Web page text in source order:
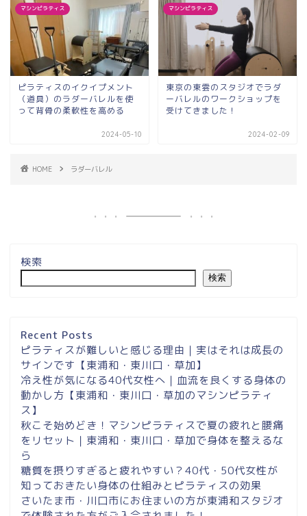
マシンピラティス
ピラティスのイクイプメント
（道具）のラダーバレルを使
って背骨の柔軟性を高める
2024-05-10
マシンピラティス
東京の東雲のスタジオでラダ
ーバレルのワークショップを
受けてきました！
2024-02-09
HOME ラダーバレル
検索
検索
Recent Posts
ピラティスが難しいと感じる理由｜実はそれは成長の
サインです【東浦和・東川口・草加】
冷え性が気になる40代女性へ｜血流を良くする身体の
動かし方【東浦和・東川口・草加のマシンピラティ
ス】
秋こそ始めどき！マシンピラティスで夏の疲れと腰痛
をリセット｜東浦和・東川口・草加で身体を整えるな
ら
糖質を摂りすぎると疲れやすい？40代・50代女性が
知っておきたい身体の仕組みとピラティスの効果
さいたま市・川口市にお住まいの方が東浦和スタジオ
内
東浦和スタジオ予約
東浦和｜大人女性のための
マシンピラティススタジオ
Instagram